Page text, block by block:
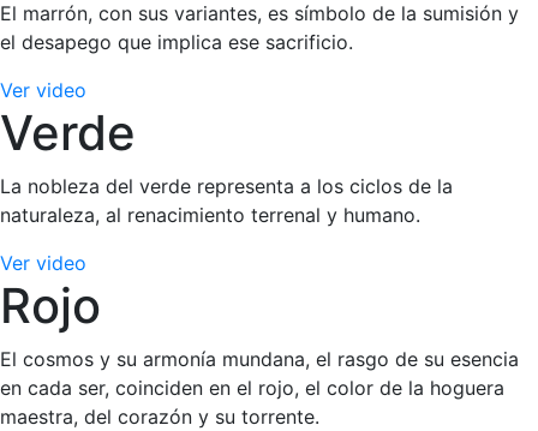
El marrón, con sus variantes, es símbolo de la sumisión y
el desapego que implica ese sacrificio.
Ver video
Verde
La nobleza del verde representa a los ciclos de la
naturaleza, al renacimiento terrenal y humano.
Ver video
Rojo
El cosmos y su armonía mundana, el rasgo de su esencia
en cada ser, coinciden en el rojo, el color de la hoguera
maestra, del corazón y su torrente.